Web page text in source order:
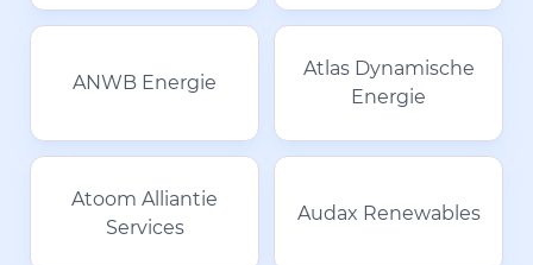
ANWB Energie
Atlas Dynamische
Energie
Atoom Alliantie
Services
Audax Renewables